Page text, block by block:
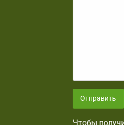
Отправить
Чтобы